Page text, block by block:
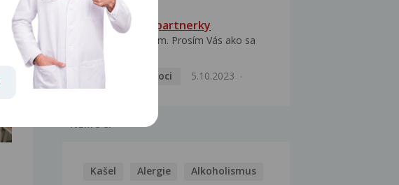
HPV typ 52 u partnerky
Dobrý deň prajem. Prosím Vás ako sa
Pohlavní nemoci
5.10.2023
NEMOCI
Kašel Alergie Alkoholismus